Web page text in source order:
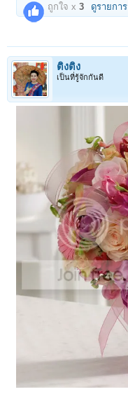
ถูกใจ x3 ดูรายการ
ติงติง
เป็นที่รู้จักกันดี